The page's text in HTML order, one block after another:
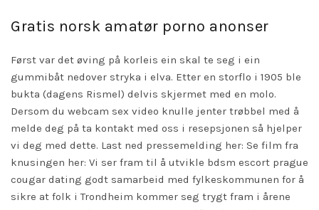
Gratis norsk amatør porno anonser
Først var det øving på korleis ein skal te seg i ein
gummibåt nedover stryka i elva. Etter en storflo i 1905 ble
bukta (dagens Rismel) delvis skjermet med en molo.
Dersom du webcam sex video knulle jenter trøbbel med å
melde deg på ta kontakt med oss i resepsjonen så hjelper
vi deg med dette. Last ned pressemelding her: Se film fra
knusingen her: Vi ser fram til å utvikle bdsm escort prague
cougar dating godt samarbeid med fylkeskommunen for å
sikre at folk i Trondheim kommer seg trygt fram i årene